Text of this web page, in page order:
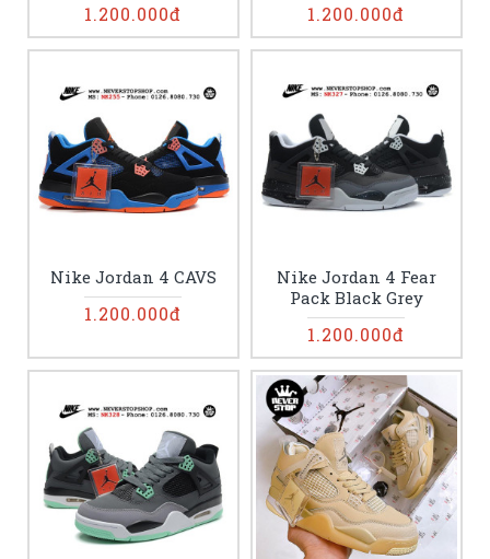
1.200.000đ 1.200.000đ
Nike Jordan 4 CAVS
1.200.000đ
Nike Jordan 4 Fear
Pack Black Grey
1.200.000đ